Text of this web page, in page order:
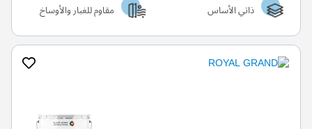
ذاتي الأساس
مقاوم للغبار والأوساخ